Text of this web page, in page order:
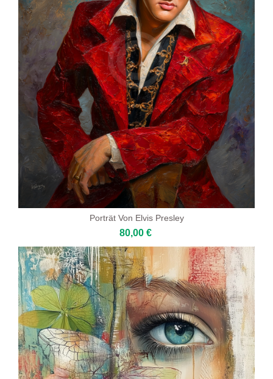
Porträt Von Elvis Presley
80,00 €